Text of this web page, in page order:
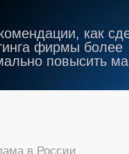
как
фирмы более
повысить
в России